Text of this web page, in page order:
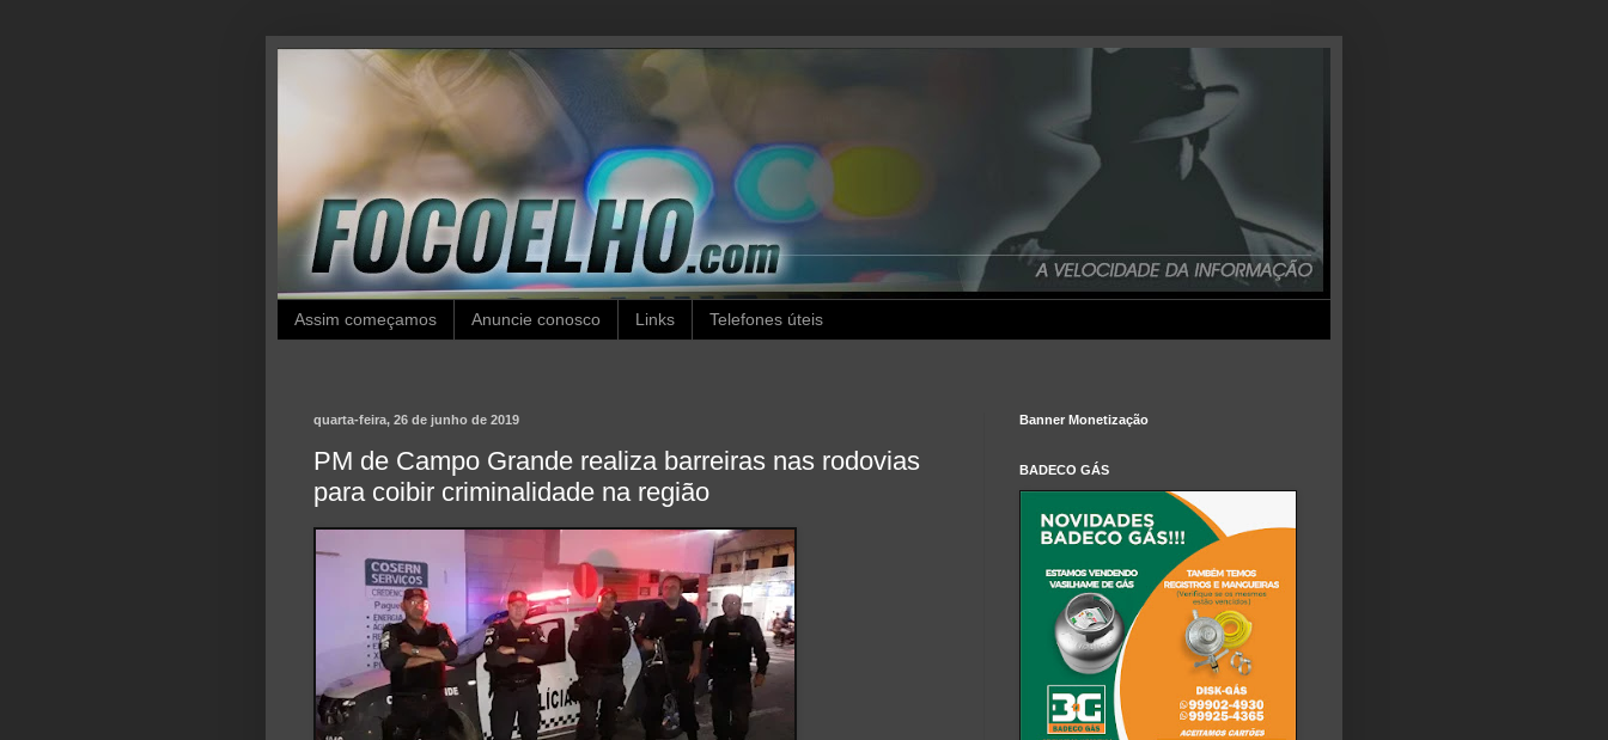
Assim começamos Anuncie conosco Links Telefones úteis
quarta-feira, 26 de junho de 2019
PM de Campo Grande realiza barreiras nas rodovias
para coibir criminalidade na região
Banner Monetização
BADECO GÁS